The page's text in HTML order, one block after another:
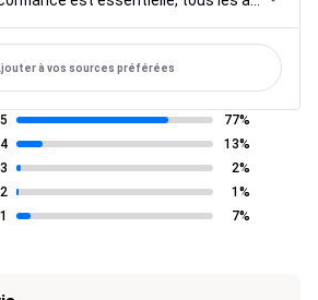
à vos sources préférées
5
77%
4
13%
3
2%
2
1%
1
7%